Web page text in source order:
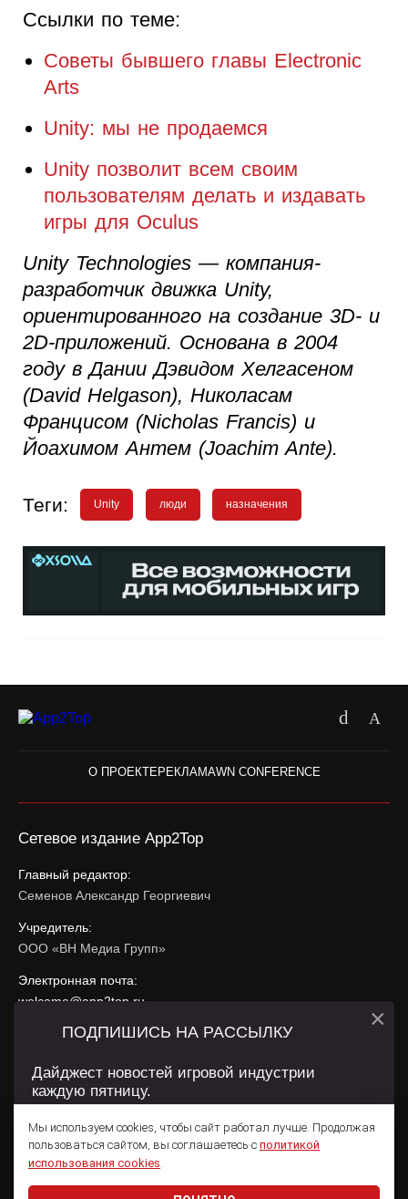
Ссылки по теме:
Советы бывшего главы Electronic
Arts
Unity: мы не продаемся
Unity позволит всем своим
пользователям делать и издавать
игры для Oculus
Unity Technologies — компания-
разработчик движка Unity,
ориентированного на создание 3D- и
2D-приложений. Основана в 2004
году в Дании Дэвидом Хелгасеном
(David Helgason), Николасам
Францисом (Nicholas Francis) и
Йоахимом Антем (Joachim Ante).
Теги: Unity люди назначения
О ПРОЕКТЕРЕКЛАМАWN CONFERENCE
Сетевое издание App2Top
Главный редактор:
Семенов Александр Георгиевич
Учредитель:
ООО «ВН Медиа Групп»
Электронная почта:
welcome@app2top.ru
При использовании материалов активная ссылка на
Сайт использует IP адреса, cookie, данные геолокации
использования содержатся вПолитике конфиденциальностии
Пользовательском соглашении .
Мы используем cookies, чтобы сайт работал лучше. Продолжая
пользоваться сайтом, вы соглашаетесь с политикой
использования cookies.
ПОДПИШИСЬ НА РАССЫЛКУ
Дайджест новостей игровой индустрии
каждую пятницу.
×